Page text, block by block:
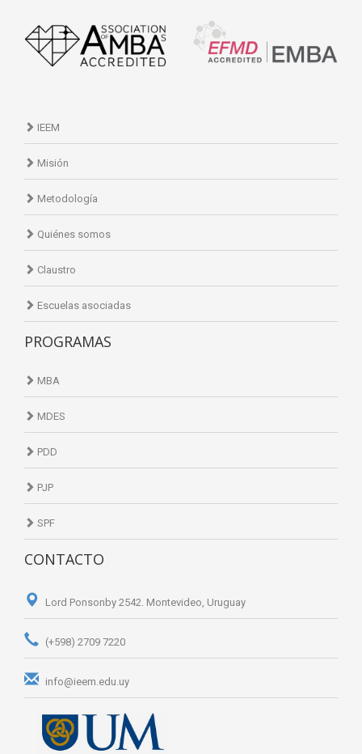
IEEM
Misión
Metodología
Quiénes somos
Claustro
Escuelas asociadas
PROGRAMAS
MBA
MDES
PDD
PJP
SPF
CONTACTO
Lord Ponsonby 2542. Montevideo, Uruguay
(+598) 2709 7220
info@ieem.edu.uy